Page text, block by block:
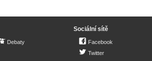
Debaty
Sociální sítě
Facebook
Twitter